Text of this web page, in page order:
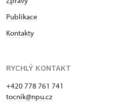
Publikace
Kontakty
RYCHLÝ KONTAKT
+420 778 761 741
tocnik@npu.cz